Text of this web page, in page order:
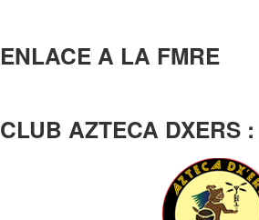
ENLACE A LA FMRE
CLUB AZTECA DXERS